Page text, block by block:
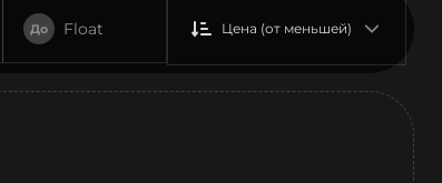
До Float Цена (от меньшей)